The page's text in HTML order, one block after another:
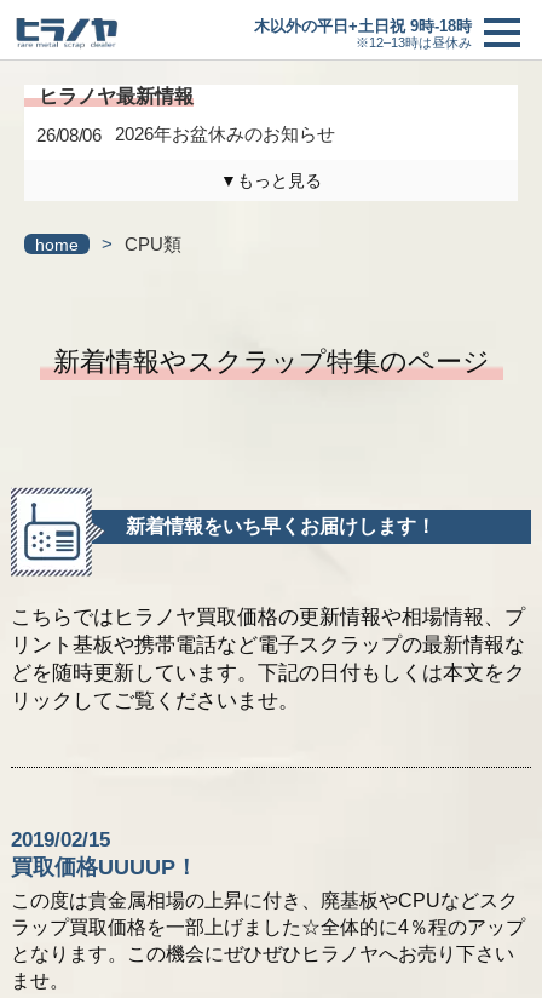
木以外の平日+土日祝 9時-18時
※12–13時は昼休み
ヒラノヤブログ
アクセス
お問い合わせ
26/08/06 2026年お盆休みのお知らせ
▼もっと見る
最新情報一覧へ
home > CPU類
新着情報やスクラップ特集のページ
新着情報をいち早くお届けします！
こちらではヒラノヤ買取価格の更新情報や相場情報、プ
リント基板や携帯電話など電子スクラップの最新情報な
どを随時更新しています。下記の日付もしくは本文をク
リックしてご覧くださいませ。
2019/02/15
買取価格UUUUP！
この度は貴金属相場の上昇に付き、廃基板やCPUなどスク
ラップ買取価格を一部上げました☆全体的に4％程のアップ
となります。この機会にぜひぜひヒラノヤへお売り下さい
ませ。